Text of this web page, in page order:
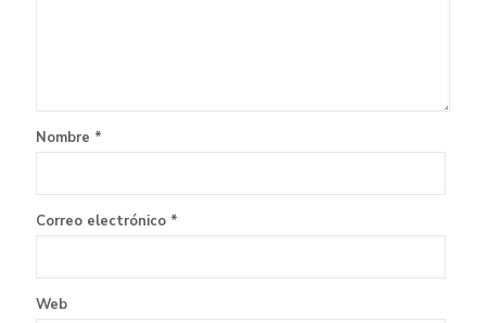
Nombre *
Correo electrónico *
Web